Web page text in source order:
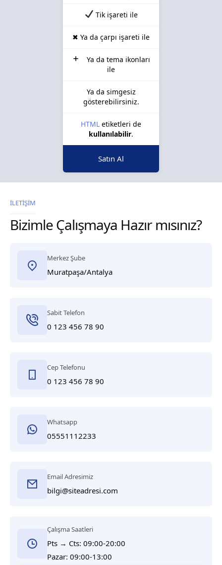
Tik işareti ile
✖ Ya da çarpı işareti ile
Ya da tema ikonları
ile
Ya da simgesiz
gösterebilirsiniz.
HTML etiketleri de
kullanılabilir.
Satın Al
İLETİŞİM
Bizimle Çalışmaya Hazır mısınız?
Merkez Şube
Muratpaşa/Antalya
Sabit Telefon
0 123 456 78 90
Cep Telefonu
0 123 456 78 90
Whatsapp
05551112233
Email Adresimiz
bilgi@siteadresi.com
Çalışma Saatleri
Pts → Cts: 09:00-20:00
Pazar: 09:00-13:00